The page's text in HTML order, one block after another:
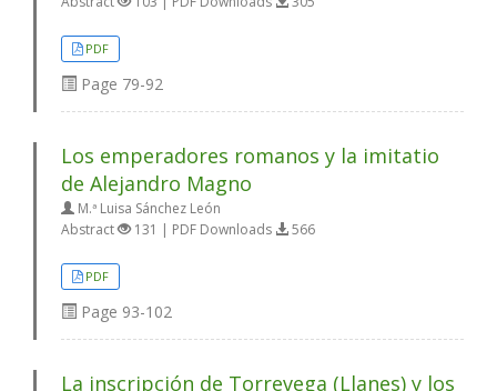
PDF
Page 79-92
Los emperadores romanos y la imitatio
de Alejandro Magno
M.ª Luisa Sánchez León
Abstract
131 | PDF Downloads 566
PDF
Page 93-102
La inscripción de Torrevega (Llanes) y los